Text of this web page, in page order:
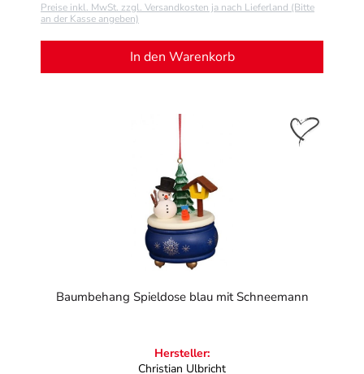
Preise inkl. MwSt. zzgl. Versandkosten ja nach Lieferland (Bitte
an der Kasse angeben)
In den Warenkorb
Baumbehang Spieldose blau mit Schneemann
Hersteller:
Christian Ulbricht